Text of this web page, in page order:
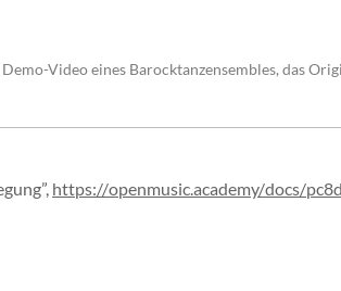
Video eines Barocktanzensembles, das
, https://openmusic.academy/docs/